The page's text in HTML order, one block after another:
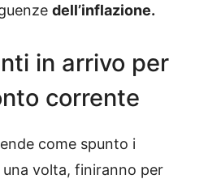
dell’inflazione.
in arrivo per
corrente
come spunto i
volta, finiranno per